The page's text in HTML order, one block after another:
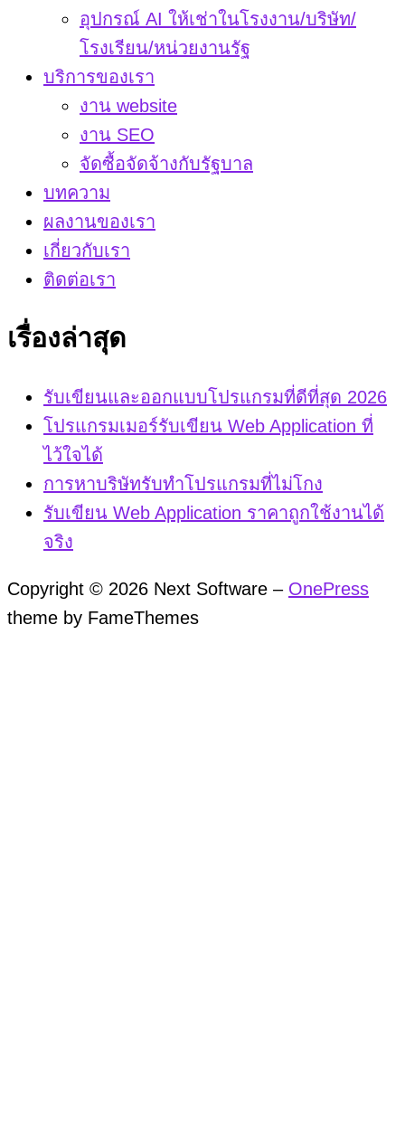
อุปกรณ์ AI ให้เช่าในโรงงาน/บริษัท/
โรงเรียน/หน่วยงานรัฐ
บริการของเรา
งาน website
งาน SEO
จัดซื้อจัดจ้างกับรัฐบาล
บทความ
ผลงานของเรา
เกี่ยวกับเรา
ติดต่อเรา
เรื่องล่าสุด
รับเขียนและออกแบบโปรแกรมที่ดีที่สุด 2026
โปรแกรมเมอร์รับเขียน Web Application ที่
ไว้ใจได้
การหาบริษัทรับทำโปรแกรมที่ไม่โกง
รับเขียน Web Application ราคาถูกใช้งานได้
จริง
Copyright © 2026 Next Software – OnePress
theme by FameThemes